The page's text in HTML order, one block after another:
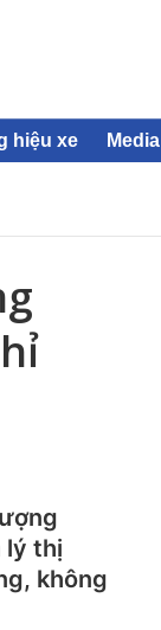
hiệu xe Media
lý thị
không